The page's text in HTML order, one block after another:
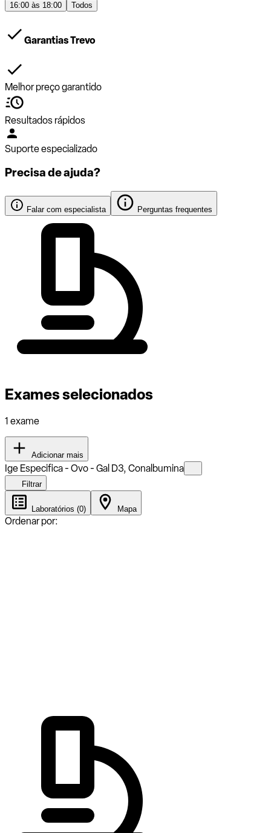
16:00 às 18:00
Todos
Garantias Trevo
Melhor preço garantido
Resultados rápidos
Suporte especializado
Precisa de ajuda?
Falar com especialista Perguntas frequentes
Exames selecionados
1 exame
Adicionar mais
Ige Especifica - Ovo - Gal D3, Conalbumina
Filtrar
Laboratórios (0) Mapa
Ordenar por: